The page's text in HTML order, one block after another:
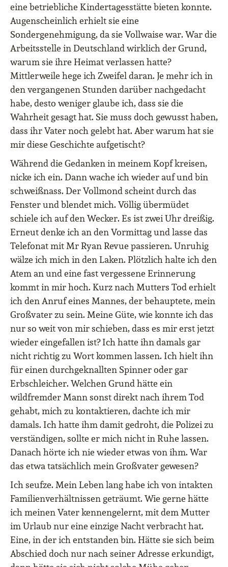
eine betriebliche Kindertagesstätte bieten konnte.
Augenscheinlich erhielt sie eine
Sondergenehmigung, da sie Vollwaise war. War die
Arbeitsstelle in Deutschland wirklich der Grund,
warum sie ihre Heimat verlassen hatte?
Mittlerweile hege ich Zweifel daran. Je mehr ich in
den vergangenen Stunden darüber nachgedacht
habe, desto weniger glaube ich, dass sie die
Wahrheit gesagt hat. Sie muss doch gewusst haben,
dass ihr Vater noch gelebt hat. Aber warum hat sie
mir diese Geschichte aufgetischt?
Während die Gedanken in meinem Kopf kreisen,
nicke ich ein. Dann wache ich wieder auf und bin
schweißnass. Der Vollmond scheint durch das
Fenster und blendet mich. Völlig übermüdet
schiele ich auf den Wecker. Es ist zwei Uhr dreißig.
Erneut denke ich an den Vormittag und lasse das
Telefonat mit Mr Ryan Revue passieren. Unruhig
wälze ich mich in den Laken. Plötzlich halte ich den
Atem an und eine fast vergessene Erinnerung
kommt in mir hoch. Kurz nach Mutters Tod erhielt
ich den Anruf eines Mannes, der behauptete, mein
Großvater zu sein. Meine Güte, wie konnte ich das
nur so weit von mir schieben, dass es mir erst jetzt
wieder eingefallen ist? Ich hatte ihn damals gar
nicht richtig zu Wort kommen lassen. Ich hielt ihn
für einen durchgeknallten Spinner oder gar
Erbschleicher. Welchen Grund hätte ein
wildfremder Mann sonst direkt nach ihrem Tod
gehabt, mich zu kontaktieren, dachte ich mir
damals. Ich hatte ihm damit gedroht, die Polizei zu
verständigen, sollte er mich nicht in Ruhe lassen.
Danach hörte ich nie wieder etwas von ihm. War
das etwa tatsächlich mein Großvater gewesen?
Ich seufze. Mein Leben lang habe ich von intakten
Familienverhältnissen geträumt. Wie gerne hätte
ich meinen Vater kennengelernt, mit dem Mutter
im Urlaub nur eine einzige Nacht verbracht hat.
Eine, in der ich entstanden bin. Hätte sie sich beim
Abschied doch nur nach seiner Adresse erkundigt,